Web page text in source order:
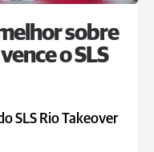
sobre
o SLS
SLS Rio Takeover